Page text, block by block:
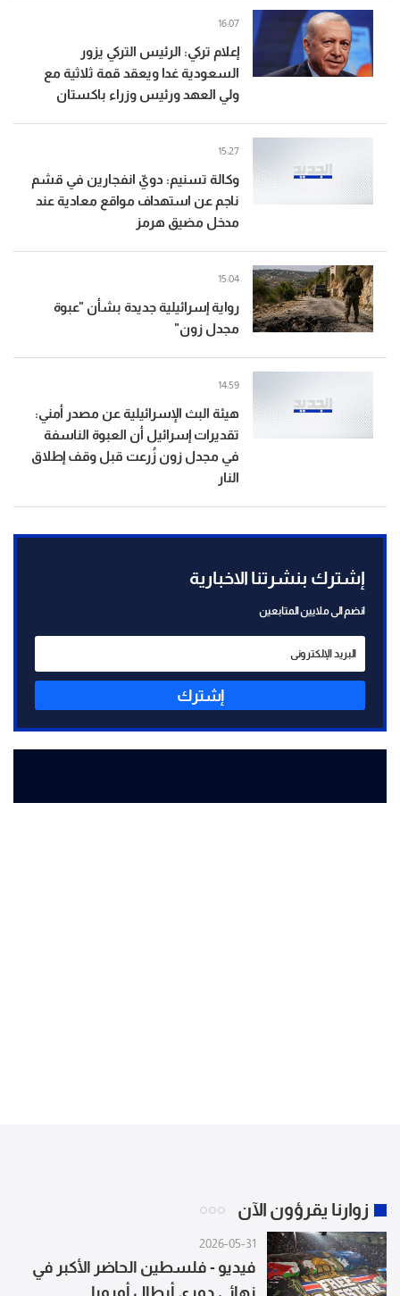
إعلام تركي: الرئيس التركي يزور
السعودية غدا ويعقد قمة ثلاثية مع
ولي العهد ورئيس وزراء باكستان
16:07
وكالة تسنيم: دويّ انفجارين في قشم
ناجم عن استهداف مواقع معادية عند
مدخل مضيق هرمز
15:27
رواية إسرائيلية جديدة بشأن "عبوة
مجدل زون"
15:04
هيئة البث الإسرائيلية عن مصدر أمني:
تقديرات إسرائيل أن العبوة الناسفة
في مجدل زون زُرعت قبل وقف إطلاق
النار
14:59
إشترك بنشرتنا الاخبارية
انضم الى ملايين المتابعين
إشترك
زوارنا يقرؤون الآن
2026-05-31
فيديو - فلسطين الحاضر الأكبر في